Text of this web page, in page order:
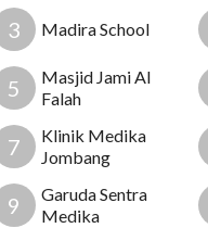
3 Madira School
5
Masjid Jami Al
Falah
7
Klinik Medika
Jombang
9
Garuda Sentra
Medika